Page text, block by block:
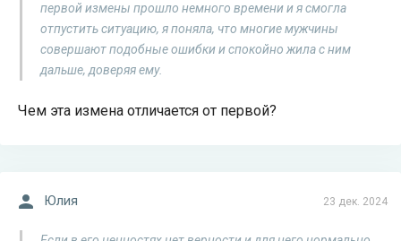
первой измены прошло немного времени и я смогла
отпустить ситуацию, я поняла, что многие мужчины
совершают подобные ошибки и спокойно жила с ним
дальше, доверяя ему.
Чем эта измена отличается от первой?
23 дек. 2024
Юлия